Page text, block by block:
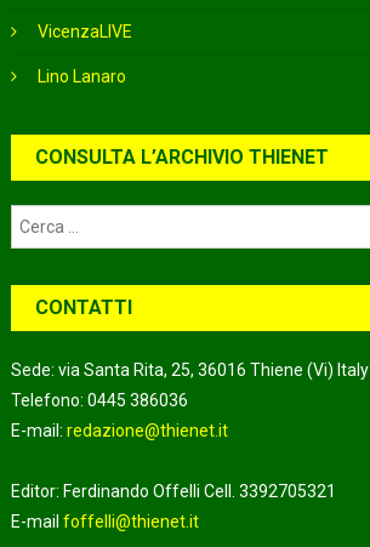
VicenzaLIVE
Lino Lanaro
CONSULTA L’ARCHIVIO THIENET
CONTATTI
Sede: via Santa Rita, 25, 36016 Thiene (Vi) Italy
Telefono: 0445 386036
E-mail:redazione@thienet.it
Editor: Ferdinando Offelli Cell. 3392705321
E-mailfoffelli@thienet.it